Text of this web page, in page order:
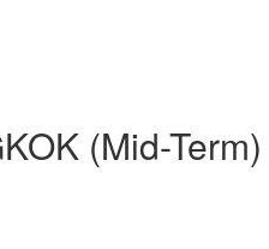
(Mid-Term)